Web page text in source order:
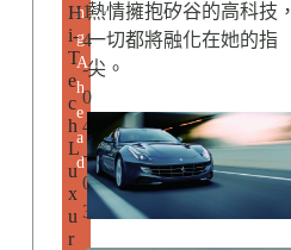
n
g
A
h
e
a
d
H
i-
T
e
c
h
L
u
x
u
r
1
4
-
0
4
-
0
3
熱情擁抱矽谷的高科技，
一切都將融化在她的指
尖。